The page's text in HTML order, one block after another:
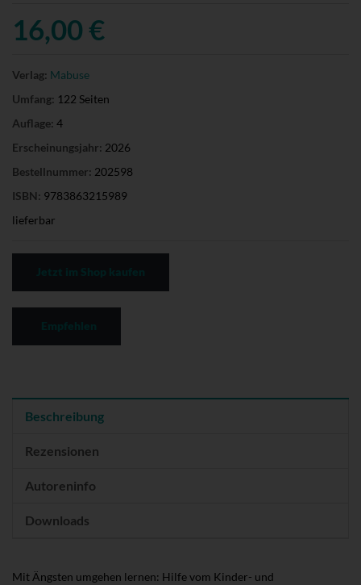
16,00 €
Verlag: Mabuse
Umfang: 122 Seiten
Auflage: 4
Erscheinungsjahr: 2026
Bestellnummer: 202598
ISBN: 9783863215989
lieferbar
Beschreibung
Rezensionen
Autoreninfo
Downloads
Mit Ängsten umgehen lernen: Hilfe vom Kinder- und